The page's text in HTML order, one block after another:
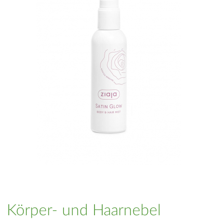
Körper- und Haarnebel